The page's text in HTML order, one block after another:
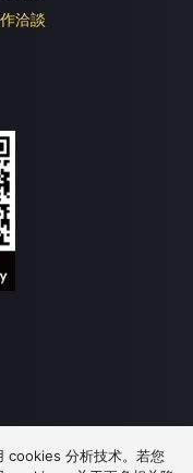
洽談
cookies 分析技术。若您